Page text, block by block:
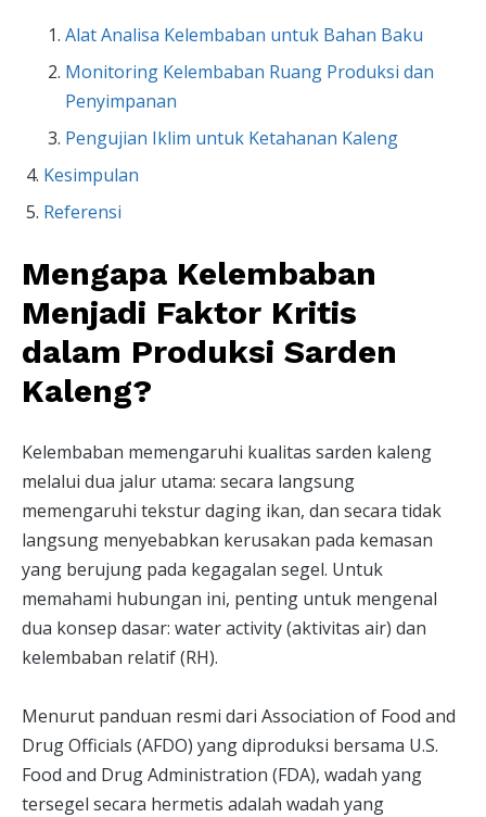
Alat Analisa Kelembaban untuk Bahan Baku
Monitoring Kelembaban Ruang Produksi dan
Penyimpanan
Pengujian Iklim untuk Ketahanan Kaleng
Kesimpulan
Referensi
Mengapa Kelembaban
Menjadi Faktor Kritis
dalam Produksi Sarden
Kaleng?
Kelembaban memengaruhi kualitas sarden kaleng
melalui dua jalur utama: secara langsung
memengaruhi tekstur daging ikan, dan secara tidak
langsung menyebabkan kerusakan pada kemasan
yang berujung pada kegagalan segel. Untuk
memahami hubungan ini, penting untuk mengenal
dua konsep dasar: water activity (aktivitas air) dan
kelembaban relatif (RH).
Menurut panduan resmi dari Association of Food and
Drug Officials (AFDO) yang diproduksi bersama U.S.
Food and Drug Administration (FDA), wadah yang
tersegel secara hermetis adalah wadah yang